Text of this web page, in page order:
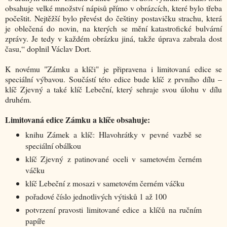
obsahuje velké množství nápisů přímo v obrázcích, které bylo třeba
počeštit. Nejtěžší bylo převést do češtiny postavičku strachu, která
je oblečená do novin, na kterých se mění katastrofické bulvární
zprávy. Je tedy v každém obrázku jiná, takže úprava zabrala dost
času,“ doplnil Václav Dort.
K novému "Zámku a klíči" je připravena i limitovaná edice se
speciální výbavou. Součástí této edice bude klíč z prvního dílu –
klíč Zjevný a také klíč Lebeční, který sehraje svou úlohu v dílu
druhém.
Limitovaná edice Zámku a klíče obsahuje:
knihu Zámek a klíč: Hlavohrátky v pevné vazbě se
speciální obálkou
klíč Zjevný z patinované oceli v sametovém černém
váčku
klíč Lebeční z mosazi v sametovém černém váčku
pořadové číslo jednotlivých výtisků 1 až 100
potvrzení pravosti limitované edice a klíčů na ručním
papíře